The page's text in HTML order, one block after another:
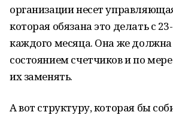
организации несет
которая обязана это делать с
каждого месяца. Она же должна
состоянием счетчиков и по
их заменять.
А вот структуру, которая бы